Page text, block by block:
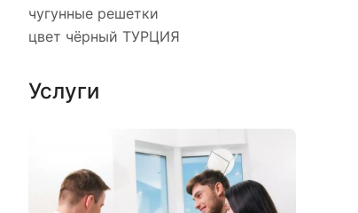
чугунные решетки
цвет чёрный ТУРЦИЯ
Услуги